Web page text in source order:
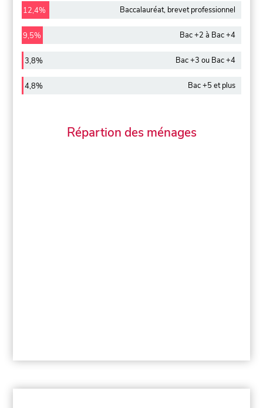
12,4% Baccalauréat, brevet professionnel
9,5% Bac +2 à Bac +4
3,8% Bac +3 ou Bac +4
4,8% Bac +5 et plus
Répartion des ménages